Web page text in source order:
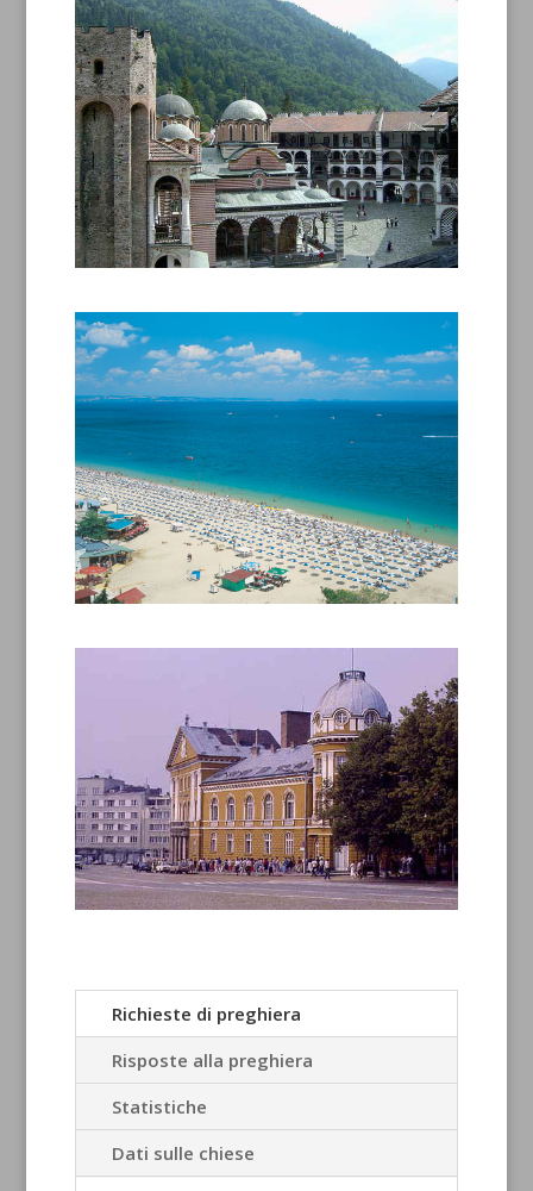
Richieste di preghiera
Risposte alla preghiera
Statistiche
Dati sulle chiese